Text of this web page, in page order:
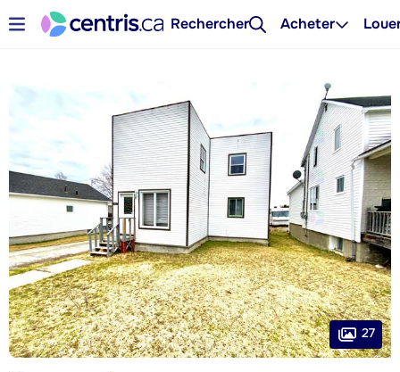
Rechercher Acheter
27